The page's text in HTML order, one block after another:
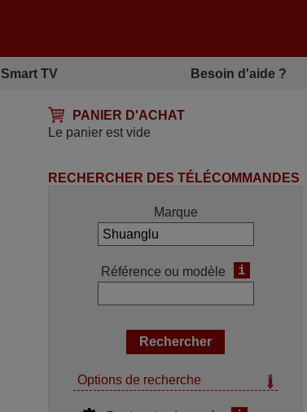
Smart TV Besoin d'aide ?
PANIER D'ACHAT
Le panier est vide
RECHERCHER DES TÉLÉCOMMANDES
Marque
Référence ou modèle i
Options de recherche